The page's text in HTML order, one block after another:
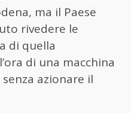
ma il Paese
rivedere le
di quella
di una macchina
azionare il